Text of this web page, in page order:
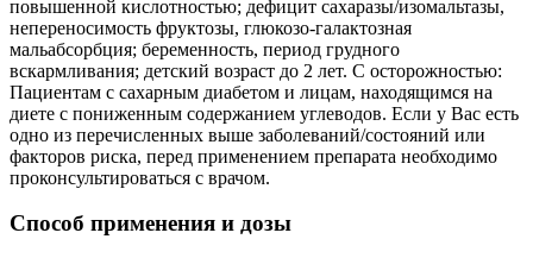
повышенной кислотностью; дефицит сахаразы/изомальтазы,
непереносимость фруктозы, глюкозо-галактозная
мальабсорбция; беременность, период грудного
вскармливания; детский возраст до 2 лет. С осторожностью:
Пациентам с сахарным диабетом и лицам, находящимся на
диете с пониженным содержанием углеводов. Если у Вас есть
одно из перечисленных выше заболеваний/состояний или
факторов риска, перед применением препарата необходимо
проконсультироваться с врачом.
Способ применения и дозы